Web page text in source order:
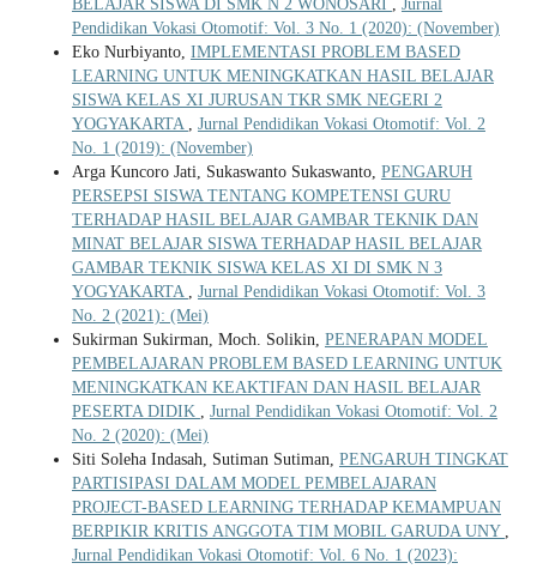
BELAJAR SISWA DI SMK N 2 WONOSARI , Jurnal
Pendidikan Vokasi Otomotif: Vol. 3 No. 1 (2020): (November)
Eko Nurbiyanto, IMPLEMENTASI PROBLEM BASED
LEARNING UNTUK MENINGKATKAN HASIL BELAJAR
SISWA KELAS XI JURUSAN TKR SMK NEGERI 2
YOGYAKARTA , Jurnal Pendidikan Vokasi Otomotif: Vol. 2
No. 1 (2019): (November)
Arga Kuncoro Jati, Sukaswanto Sukaswanto, PENGARUH
PERSEPSI SISWA TENTANG KOMPETENSI GURU
TERHADAP HASIL BELAJAR GAMBAR TEKNIK DAN
MINAT BELAJAR SISWA TERHADAP HASIL BELAJAR
GAMBAR TEKNIK SISWA KELAS XI DI SMK N 3
YOGYAKARTA , Jurnal Pendidikan Vokasi Otomotif: Vol. 3
No. 2 (2021): (Mei)
Sukirman Sukirman, Moch. Solikin, PENERAPAN MODEL
PEMBELAJARAN PROBLEM BASED LEARNING UNTUK
MENINGKATKAN KEAKTIFAN DAN HASIL BELAJAR
PESERTA DIDIK , Jurnal Pendidikan Vokasi Otomotif: Vol. 2
No. 2 (2020): (Mei)
Siti Soleha Indasah, Sutiman Sutiman, PENGARUH TINGKAT
PARTISIPASI DALAM MODEL PEMBELAJARAN
PROJECT-BASED LEARNING TERHADAP KEMAMPUAN
BERPIKIR KRITIS ANGGOTA TIM MOBIL GARUDA UNY ,
Jurnal Pendidikan Vokasi Otomotif: Vol. 6 No. 1 (2023):